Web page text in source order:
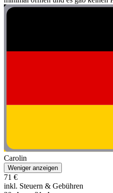
Carolin
Weniger anzeigen
71 €
inkl. Steuern & Gebühren